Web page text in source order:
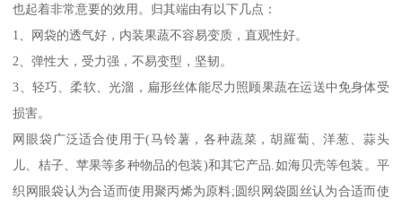
也起着非常意要的效用。归其端由有以下几点：
1、网袋的透气好，内装果蔬不容易变质，直观性好。
2、弹性大，受力强，不易变型，坚韧。
3、轻巧、柔软、光溜，扁形丝体能尽力照顾果蔬在运送中免身体受
损害。
网眼袋广泛适合使用于(马铃薯，各种蔬菜，胡羅蔔、洋葱、蒜头
儿、桔子、苹果等多种物品的包装)和其它产品.如海贝壳等包装。平
织网眼袋认为合适而使用聚丙烯为原料;圆织网袋圆丝认为合适而使